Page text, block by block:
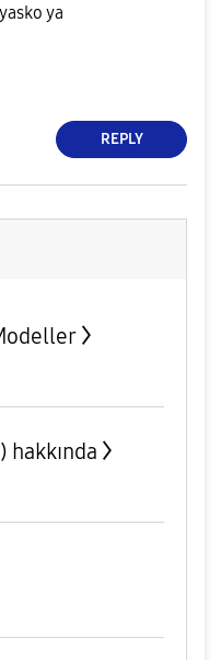
ya
REPLY
hakkında